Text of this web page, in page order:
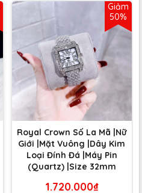
Giảm
50%
Royal Crown Số La Mã |Nữ
Giới |Mặt Vuông |Dây Kim
Loại Đính Đá |Máy Pin
(Quartz) |Size 32mm
1.720.000₫